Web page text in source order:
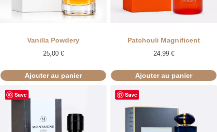
Vanilla Powdery
25,00 €
Ajouter au panier
Patchouli Magnificent
24,99 €
Ajouter au panier
Save Save